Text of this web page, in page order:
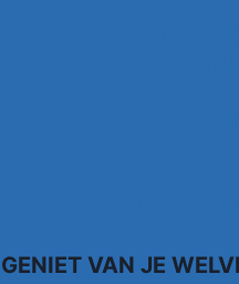
GENIET VAN JE